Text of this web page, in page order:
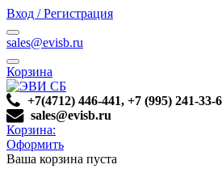
Вход / Регистрация
sales@evisb.ru
Корзина
+7(4712) 446-441, +7 (995) 241-33-
sales@evisb.ru
Корзина:
Оформить
Ваша корзина пуста